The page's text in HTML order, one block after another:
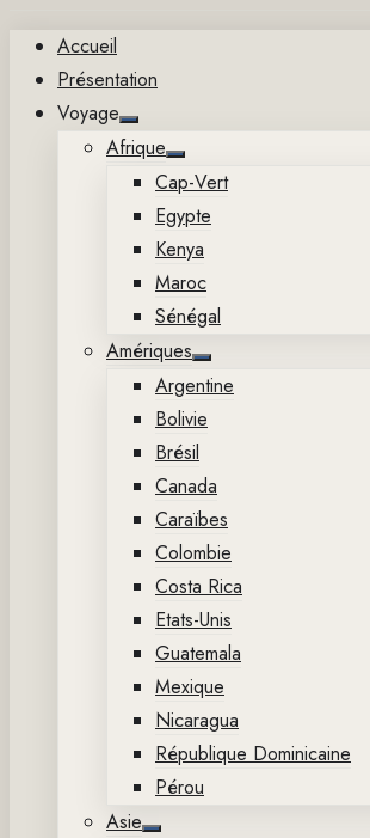
contenu
Accueil
Présentation
Voyage
Show
sub
menu
Afrique
Show
sub
menu
Cap-Vert
Egypte
Kenya
Maroc
Sénégal
Amériques
Show
sub
Argentine
Bolivie
Brésil
Canada
Caraïbes
Colombie
Costa Rica
Etats-Unis
Guatemala
Mexique
Nicaragua
République Dominicaine
Pérou
Asie